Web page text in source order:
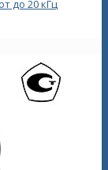
до 20 кГц